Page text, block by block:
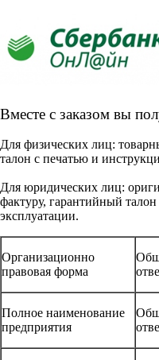
Вместе с заказом вы
Для физических лиц:
талон с печатью и
Для юридических лиц:
фактуру, гарантийный
эксплуатации.
Организационно
правовая форма
Полное наименование
предприятия